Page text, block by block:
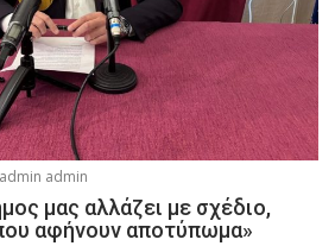
admin admin
μας αλλάζει με σχέδιο,
αφήνουν αποτύπωμα»